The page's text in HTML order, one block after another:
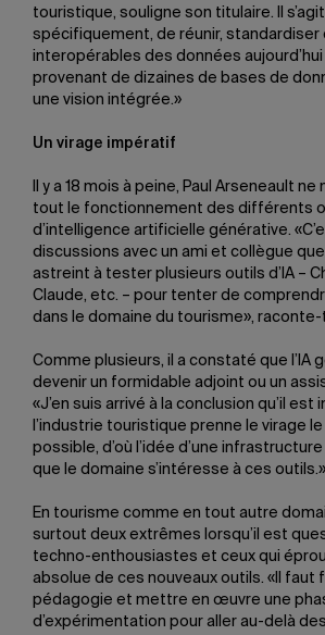
touristique, souligne son titulaire. Il
spécifiquement, de réunir, standardiser
interopérables des données
provenant de dizaines de bases de
une vision intégrée.»
Un virage impératif
Il y a 18 mois à peine, Paul Arseneault
tout le fonctionnement des différents
d’intelligence artificielle générative.
discussions avec un ami et collègue
astreint à tester plusieurs outils d’IA –
Claude, etc. – pour tenter de
dans le domaine du tourisme», raconte-
Comme plusieurs, il a constaté que l’IA
devenir un formidable adjoint ou un
«J’en suis arrivé à la conclusion qu’il est
l’industrie touristique prenne le virage
possible, d’où l’idée d’une
que le domaine s’intéresse à ces outils.»
En tourisme comme en tout autre
surtout deux extrêmes lorsqu’il est
techno-enthousiastes et ceux qui
absolue de ces nouveaux outils. «Il faut
pédagogie et mettre en œuvre une
d’expérimentation pour aller au-delà